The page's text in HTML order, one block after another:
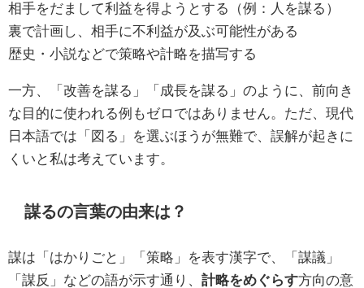
相手をだまして利益を得ようとする（例：人を謀る）
裏で計画し、相手に不利益が及ぶ可能性がある
歴史・小説などで策略や計略を描写する
一方、「改善を謀る」「成長を謀る」のように、前向き
な目的に使われる例もゼロではありません。ただ、現代
日本語では「図る」を選ぶほうが無難で、誤解が起きに
くいと私は考えています。
謀るの言葉の由来は？
謀は「はかりごと」「策略」を表す漢字で、「謀議」
「謀反」などの語が示す通り、 計略をめぐらす方向の意